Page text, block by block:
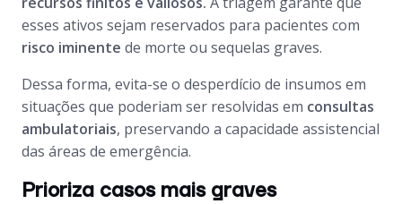
esses ativos sejam reservados para pacientes com
risco iminente de morte ou sequelas graves.
Dessa forma, evita-se o desperdício de insumos em
situações que poderiam ser resolvidas em consultas
ambulatoriais, preservando a capacidade assistencial
das áreas de emergência.
Prioriza casos mais graves